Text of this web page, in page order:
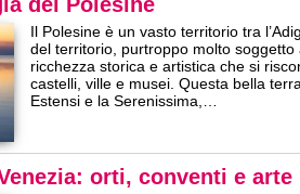
Il Polesine è un vasto territorio tra
del territorio, purtroppo molto
ricchezza storica e artistica che si
castelli, ville e musei. Questa bella
Estensi e la Serenissima,…
orti, conventi e arte